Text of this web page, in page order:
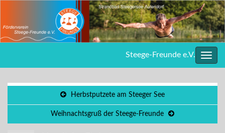
Steege-Freunde e.V.
Herbstputzete am Steeger See
Weihnachtsgruß der Steege-Freunde